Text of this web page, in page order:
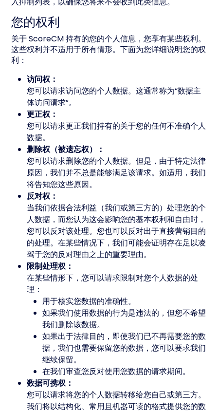
您的权利
关于 ScoreCM 持有的您的个人信息，您享有某些权利。
这些权利并不适用于所有情形。下面为您详细说明您的权
利：
访问权：
您可以请求访问您的个人数据。这通常称为“数据主
体访问请求”。
更正权：
您可以请求更正我们持有的关于您的任何不准确个人
数据。
删除权（被遗忘权）：
您可以请求删除您的个人数据。但是，由于特定法律
原因，我们并不总是能够满足该请求。如适用，我们
将告知您这些原因。
反对权：
当我们依据合法利益（我们或第三方的）处理您的个
人数据，而您认为这会影响您的基本权利和自由时，
您可以反对该处理。您也可以反对出于直接营销目的
的处理。在某些情况下，我们可能会证明存在足以凌
驾于您的反对理由之上的重要理由。
限制处理权：
在某些情形下，您可以请求限制对您个人数据的处
理：
用于核实您数据的准确性。
如果我们使用数据的行为是违法的，但您不希望
我们删除该数据。
如果出于法律目的，即使我们已不再需要您的数
据，我们也需要保留您的数据，您可以要求我们
继续保留。
在我们审查您反对使用您数据的请求期间。
数据可携权：
您可以请求将您的个人数据转移给您自己或第三方。
我们将以结构化、常用且机器可读的格式提供您的数